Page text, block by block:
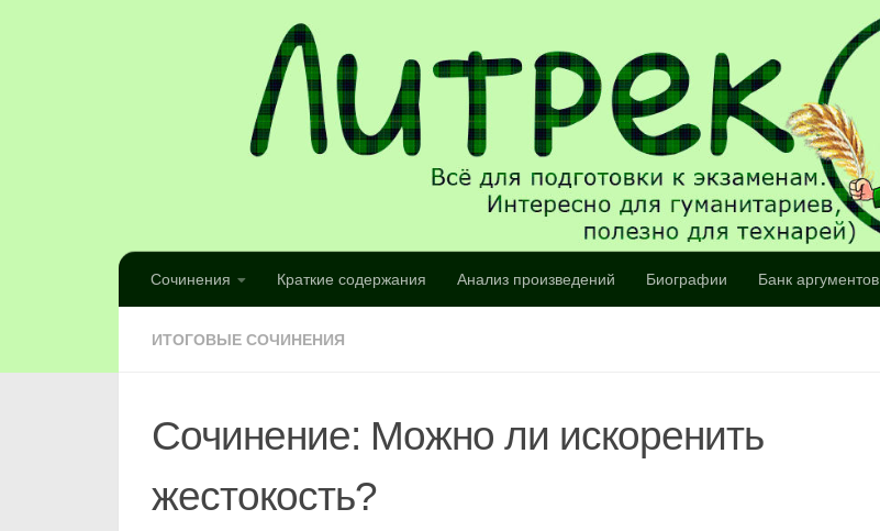
Сочинения Краткие содержания Анализ произведений Биографии Банк аргументов
ИТОГОВЫЕ СОЧИНЕНИЯ
Сочинение: Можно ли искоренить
жестокость?